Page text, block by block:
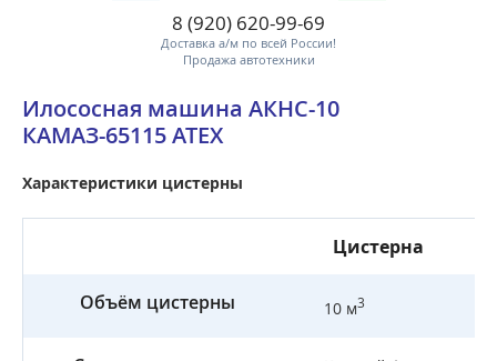
8 (920) 620-99-69
Доставка а/м по всей России!
Продажа автотехники
Илососная машина АКНС-10
КАМАЗ-65115 АТЕХ
Характеристики цистерны
Цистерна
Объём цистерны 10 м3